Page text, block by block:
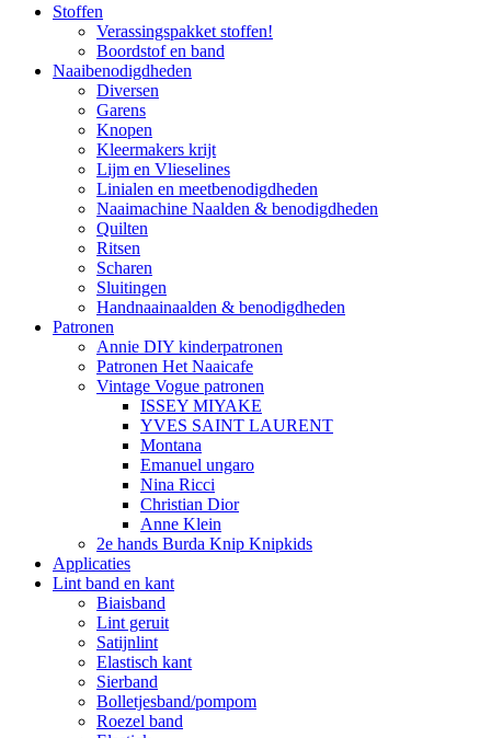
Stoffen
Verassingspakket stoffen!
Boordstof en band
Naaibenodigdheden
Diversen
Garens
Knopen
Kleermakers krijt
Lijm en Vlieselines
Linialen en meetbenodigdheden
Naaimachine Naalden & benodigdheden
Quilten
Ritsen
Scharen
Sluitingen
Handnaainaalden & benodigdheden
Patronen
Annie DIY kinderpatronen
Patronen Het Naaicafe
Vintage Vogue patronen
ISSEY MIYAKE
YVES SAINT LAURENT
Montana
Emanuel ungaro
Nina Ricci
Christian Dior
Anne Klein
2e hands Burda Knip Knipkids
Applicaties
Lint band en kant
Biaisband
Lint geruit
Satijnlint
Elastisch kant
Sierband
Bolletjesband/pompom
Roezel band